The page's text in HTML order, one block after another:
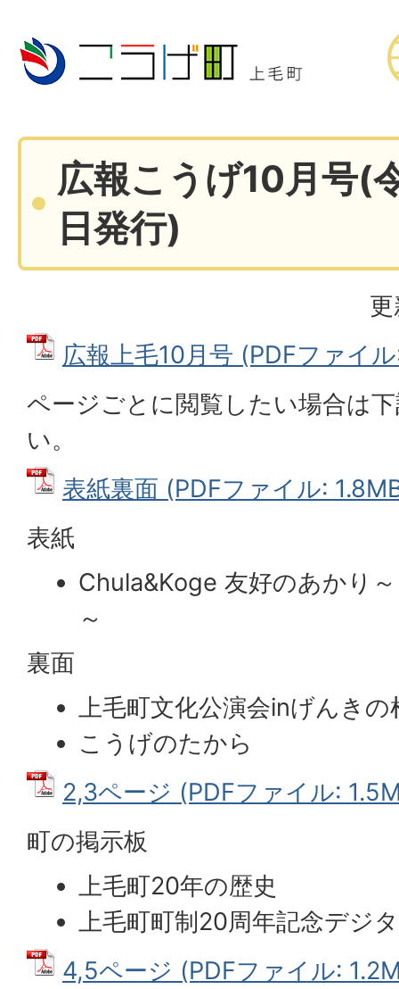
広報こうげ10月号(
日発行)
広報上毛10月号 (PDFファイ
ページごとに閲覧したい場合は
い。
表紙裏面 (PDFファイル:
表紙
Chula&Koge 友好のあかり
～
裏面
上毛町文化公演会inげんきの
こうげのたから
2,3ページ (PDFファイル:
町の掲示板
上毛町20年の歴史
上毛町町制20周年記念デジ
4,5ページ (PDFファイル: